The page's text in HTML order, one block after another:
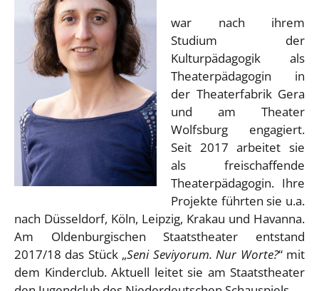
war nach ihrem
Studium der
Kulturpädagogik als
Theaterpädagogin in
der Theaterfabrik Gera
und am Theater
Wolfsburg engagiert.
Seit 2017 arbeitet sie
als freischaffende
Theaterpädagogin. Ihre
Projekte führten sie u.a.
nach Düsseldorf, Köln, Leipzig, Krakau und Havanna.
Am Oldenburgischen Staatstheater entstand
2017/18 das Stück „Seni Seviyorum. Nur Worte?“ mit
dem Kinderclub. Aktuell leitet sie am Staatstheater